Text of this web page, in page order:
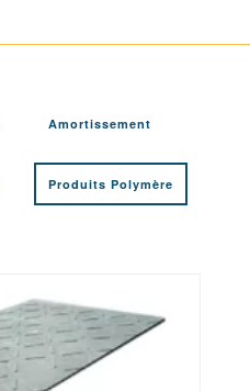
Amortissement
Produits Polymère